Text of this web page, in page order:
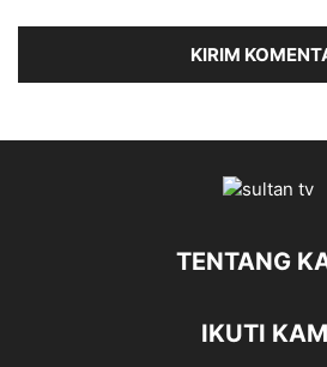
TENTANG
IKUTI